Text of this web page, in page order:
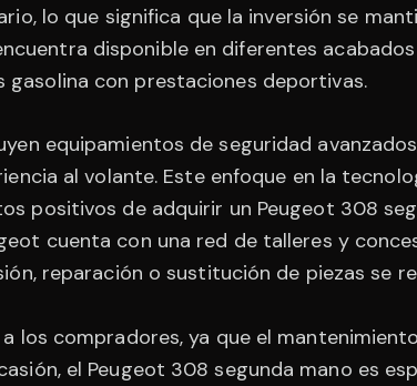
lo que significa que la inversión se
disponible en diferentes
con prestaciones deportivas.
equipamientos de seguridad
al volante. Este enfoque en la
positivos de adquirir un Peugeot 308
cuenta con una red de talleres y
reparación o sustitución de piezas se
los compradores, ya que el
el Peugeot 308 segunda mano es